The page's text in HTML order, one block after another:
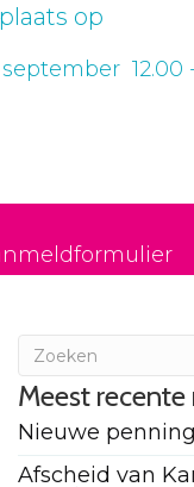
op
12.00
Meest
Nieuwe
Afscheid van